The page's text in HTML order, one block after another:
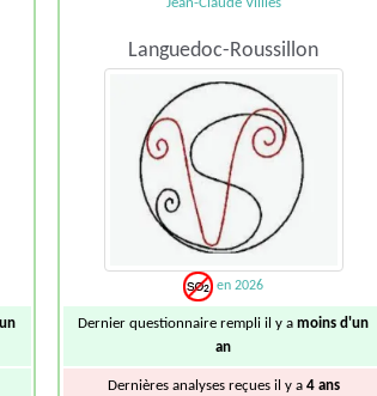
Jean-Claude Villies
Languedoc-Roussillon
en 2026
Dernier questionnaire rempli il y amoins d'un
an
Dernières analyses reçues il y a 4 ans